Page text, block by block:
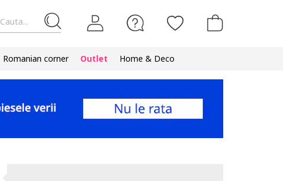
Cauta...
Romanian corner Outlet Home & Deco